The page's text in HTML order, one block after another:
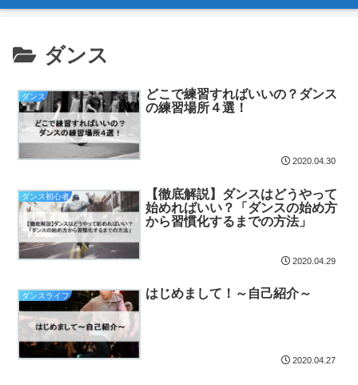
ダンス
ダンス
どこで練習すればいいの？ダンス
の練習場所４選！
2020.04.30
ダンス初心者
【徹底解説】ダンスはどうやって
始めればいい？「ダンスの始め方
から習慣化するまでの方法」
2020.04.29
ダンスライフ はじめまして！～自己紹介～
2020.04.27